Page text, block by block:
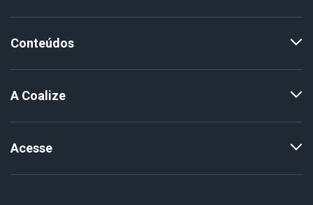
Conteúdos
A Coalize
Acesse